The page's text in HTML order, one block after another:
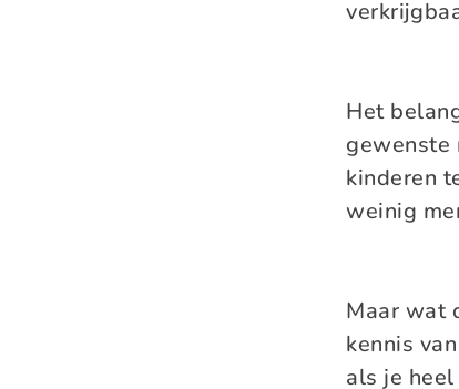
Het
gewenste
kinderen
weinig
Maar wat
kennis
als je